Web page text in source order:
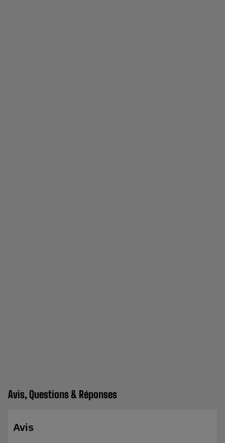
Avis, Questions & Réponses